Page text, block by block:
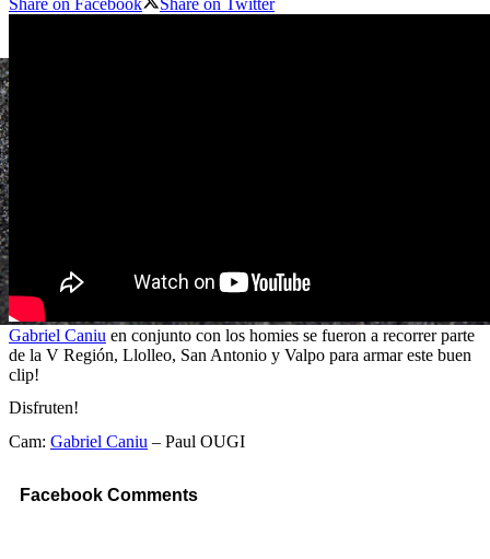
Gabriel Caniu en conjunto con los homies se fueron a recorrer parte
de la V Región, Llolleo, San Antonio y Valpo para armar este buen
clip!
Disfruten!
Cam: Gabriel Caniu – Paul OUGI
Facebook Comments